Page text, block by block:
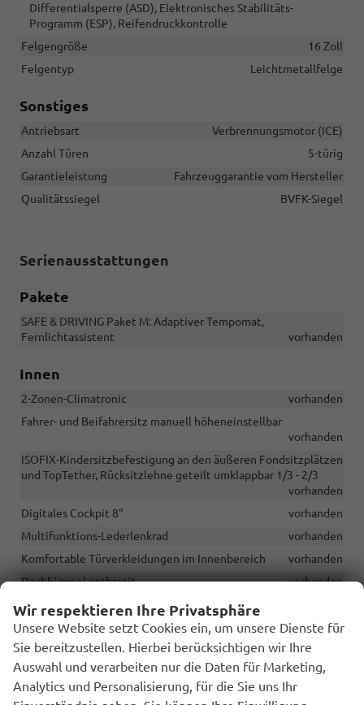
Differentialsperre (ASD), Elektronisches Stabilitäts-
Programm (ESP), Reifendruckkontrolle
Felgengröße
16 Zoll
Felgentyp
Leichtmetallfelge
Sonstiges
Antriebsart
Verbrennungsmotor (ICE)
Anzahl Türen
5-türig
Garantieleistung
Fahrzeuggarantie vom Hersteller
Qualitätssiegel
BVFK-Siegel
Serienausstattungen
Pakete
SAFE & DRIVING Paket M: Adaptiver Tempomat,
Fernlichtassistent
vorhanden
Innen
2-Zonen-Climatronic
vorhanden
Fahrer- und Beifahrersitz manuell höheneinstellbar
vorhanden
ISOFIX-Kindersitzbefestigung an den äußeren Fondsitzplätzen
und TopTether, Rücksitzlehne geteilt umklappbar 1/3 - 2/3
vorhanden
Digitales Cockpit 8"
vorhanden
Multifunktions-Lederlenkrad
vorhanden
Komfortable Türverkleidungen im Innenbereich
vorhanden
Dachhimmel anthrazit
vorhanden
Ambientebeleuchtung im Innenraum, in den Türen, der
Mittelkonsole und im Fußraum
Abgedunkelte Seitenscheiben hinten und Heckscheibe
Sitzheizung vorne
Wir respektieren Ihre Privatsphäre
Unsere Website setzt Cookies ein, um unsere Dienste für
Sie bereitzustellen. Hierbei berücksichtigen wir Ihre
Auswahl und verarbeiten nur die Daten für Marketing,
Analytics und Personalisierung, für die Sie uns Ihr